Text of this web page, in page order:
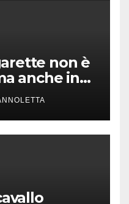
non è
anche in